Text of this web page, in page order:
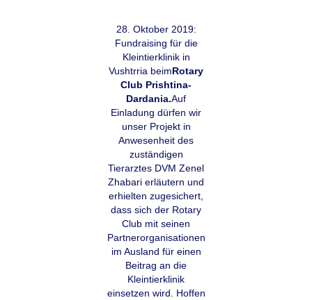
28. Oktober 2019:
Fundraising für die
Kleintierklinik in
Vushtrria beimRotary
Club Prishtina-
Dardania.Auf
Einladung dürfen wir
unser Projekt in
Anwesenheit des
zuständigen
Tierarztes DVM Zenel
Zhabari erläutern und
erhielten zugesichert,
dass sich der Rotary
Club mit seinen
Partnerorganisationen
im Ausland für einen
Beitrag an die
Kleintierklinik
einsetzen wird. Hoffen